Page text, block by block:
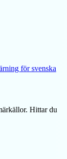
för svenska
Hittar du